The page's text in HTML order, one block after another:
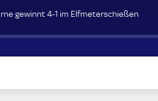
gewinnt 4-1 im Elfmeterschießen